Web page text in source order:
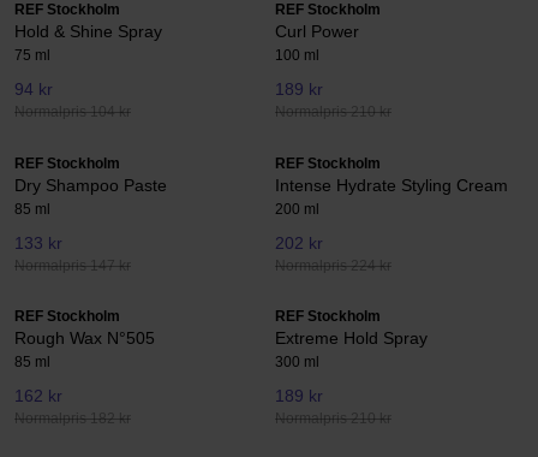
REF Stockholm
Hold & Shine Spray
75 ml
94 kr
Normalpris 104 kr
REF Stockholm
Curl Power
100 ml
189 kr
Normalpris 210 kr
REF Stockholm
Dry Shampoo Paste
85 ml
133 kr
Normalpris 147 kr
REF Stockholm
Intense Hydrate Styling Cream
200 ml
202 kr
Normalpris 224 kr
REF Stockholm
Rough Wax N°505
85 ml
162 kr
Normalpris 182 kr
REF Stockholm
Extreme Hold Spray
300 ml
189 kr
Normalpris 210 kr